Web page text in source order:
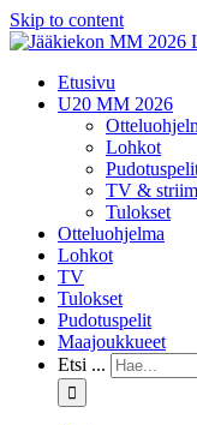
Skip to content
Etusivu
U20 MM 2026
Lohkot
TV &
Tulokset
Otteluohjelma
Lohkot
TV
Tulokset
Pudotuspelit
Maajoukkueet
Etsi ...